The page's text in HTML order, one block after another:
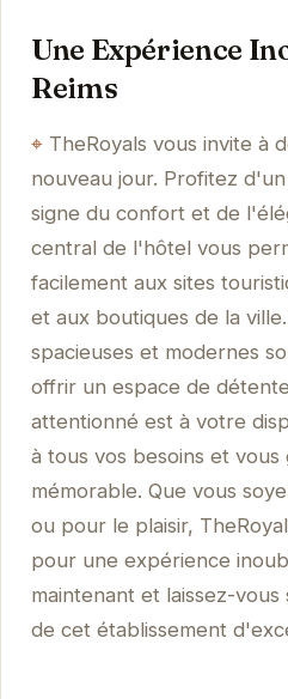
Une Expérience
Reims
TheRoyals vous invite à
nouveau jour. Profitez
signe du confort et de
central de l'hôtel vous
facilement aux sites
et aux boutiques de la
spacieuses et modernes
offrir un espace de
attentionné est à votre
à tous vos besoins et
mémorable. Que vous
ou pour le plaisir,
pour une expérience
maintenant et laissez-
de cet établissement